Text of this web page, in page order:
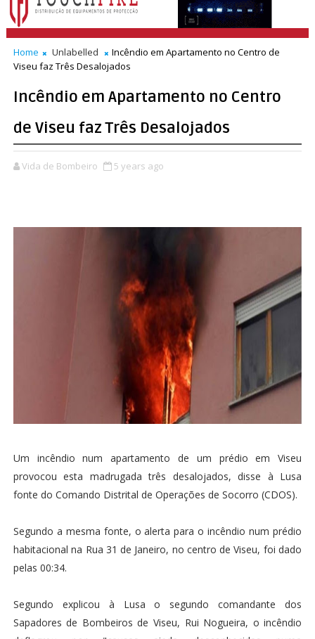
Home Unlabelled
Incêndio em Apartamento no Centro de
Viseu faz Três Desalojados
Incêndio em Apartamento no Centro
de Viseu faz Três Desalojados
Vida de Bombeiro 5 years ago
Um incêndio num apartamento de um prédio em Viseu
provocou esta madrugada três desalojados, disse à Lusa
fonte do Comando Distrital de Operações de Socorro (CDOS).
Segundo a mesma fonte, o alerta para o incêndio num prédio
habitacional na Rua 31 de Janeiro, no centro de Viseu, foi dado
pelas 00:34.
Segundo explicou à Lusa o segundo comandante dos
Sapadores de Bombeiros de Viseu, Rui Nogueira, o incêndio